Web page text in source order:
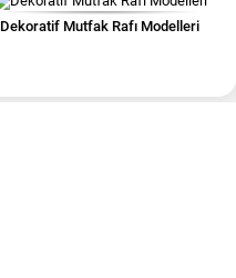
Dekoratif Mutfak Rafı Modelleri